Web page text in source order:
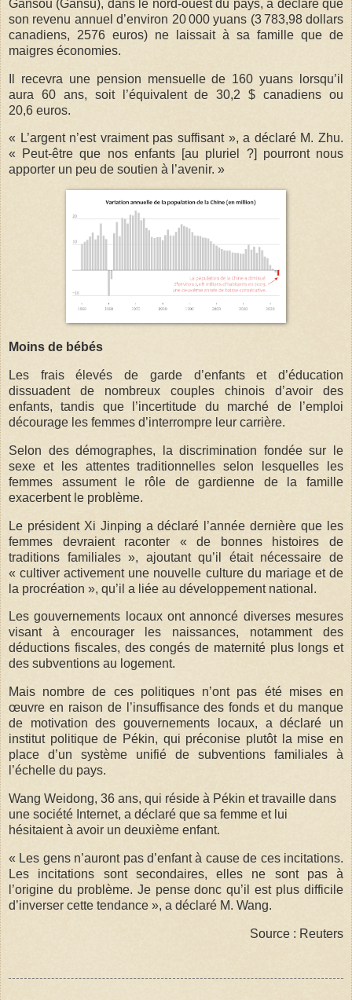
Gansou (Gansu), dans le nord-ouest du pays, a déclaré que
son revenu annuel d’environ 20 000 yuans (3 783,98 dollars
canadiens, 2576 euros) ne laissait à sa famille que de
maigres économies.
Il recevra une pension mensuelle de 160 yuans lorsqu’il
aura 60 ans, soit l’équivalent de 30,2 $ canadiens ou
20,6 euros.
« L’argent n’est vraiment pas suffisant », a déclaré M. Zhu.
« Peut-être que nos enfants [au pluriel ?] pourront nous
apporter un peu de soutien à l’avenir. »
Moins de bébés
Les frais élevés de garde d’enfants et d’éducation
dissuadent de nombreux couples chinois d’avoir des
enfants, tandis que l’incertitude du marché de l’emploi
décourage les femmes d’interrompre leur carrière.
Selon des démographes, la discrimination fondée sur le
sexe et les attentes traditionnelles selon lesquelles les
femmes assument le rôle de gardienne de la famille
exacerbent le problème.
Le président Xi Jinping a déclaré l’année dernière que les
femmes devraient raconter « de bonnes histoires de
traditions familiales », ajoutant qu’il était nécessaire de
« cultiver activement une nouvelle culture du mariage et de
la procréation », qu’il a liée au développement national.
Les gouvernements locaux ont annoncé diverses mesures
visant à encourager les naissances, notamment des
déductions fiscales, des congés de maternité plus longs et
des subventions au logement.
Mais nombre de ces politiques n’ont pas été mises en
œuvre en raison de l’insuffisance des fonds et du manque
de motivation des gouvernements locaux, a déclaré un
institut politique de Pékin, qui préconise plutôt la mise en
place d’un système unifié de subventions familiales à
l’échelle du pays.
Wang Weidong, 36 ans, qui réside à Pékin et travaille dans
une société Internet, a déclaré que sa femme et lui
hésitaient à avoir un deuxième enfant.
« Les gens n’auront pas d’enfant à cause de ces incitations.
Les incitations sont secondaires, elles ne sont pas à
l’origine du problème. Je pense donc qu’il est plus difficile
d’inverser cette tendance », a déclaré M. Wang.
Source : Reuters